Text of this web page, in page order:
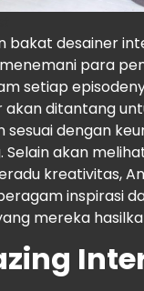
bakat desainer
para
setiap
akan ditantang
sesuai dengan
Selain akan
kreativitas,
inspirasi
mereka